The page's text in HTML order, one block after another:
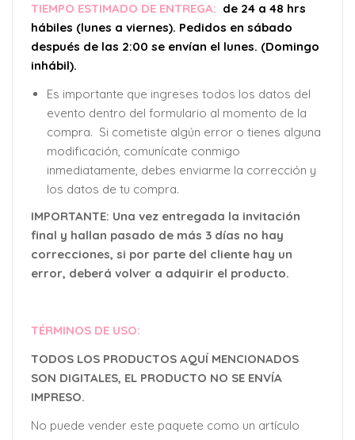
TIEMPO ESTIMADO DE ENTREGA: de 24 a 48 hrs
hábiles (lunes a viernes). Pedidos en sábado
después de las 2:00 se envían el lunes. (Domingo
inhábil).
Es importante que ingreses todos los datos del
evento dentro del formulario al momento de la
compra. Si cometiste algún error o tienes alguna
modificación, comunícate conmigo
inmediatamente, debes enviarme la corrección y
los datos de tu compra.
IMPORTANTE: Una vez entregada la invitación
final y hallan pasado de más 3 días no hay
correcciones, si por parte del cliente hay un
error, deberá volver a adquirir el producto.
TÉRMINOS DE USO:
TODOS LOS PRODUCTOS AQUÍ MENCIONADOS
SON DIGITALES, EL PRODUCTO NO SE ENVÍA
IMPRESO.
No puede vender este paquete como un artículo